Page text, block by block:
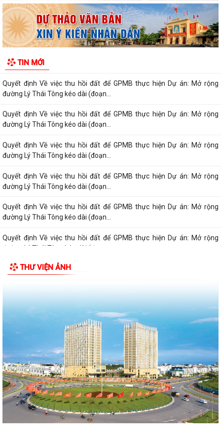
TIN MỚI
Quyết định Về việc Ban hành Quy chế phát ngôn và cung cấp thông tin
cho báo chí của Ủy ban nhân...
đường Lý Thái Tông kéo dài (đoạn...
Quyết định Về việc thu hồi đất để GPMB thực hiện Dự án: Mở rộng
đường Lý Thái Tông kéo dài (đoạn...
Quyết định Về việc thu hồi đất để GPMB thực hiện Dự án: Mở rộng
đường Lý Thái Tông kéo dài (đoạn...
Quyết định Về việc thu hồi đất để GPMB thực hiện Dự án: Mở rộng
đường Lý Thái Tông kéo dài (đoạn...
Quyết định Về việc thu hồi đất để GPMB thực hiện Dự án: Mở rộng
đường Lý Thái Tông kéo dài (đoạn...
Quyết định Về việc thu hồi đất để GPMB thực hiện Dự án: Mở rộng
đường Lý Thái Tông kéo dài (đoạn...
Quyết định Về việc thu hồi đất để GPMB thực hiện Dự án: Mở rộng
đường Lý Thái Tông kéo dài (đoạn...
Quyết định Về việc thu hồi đất để GPMB thực hiện Dự án: Mở rộng
đường Lý Thái Tông kéo dài (đoạn...
Quyết định Về việc thu hồi đất để GPMB thực hiện Dự án: Mở rộng
đường Lý Thái Tông kéo dài (đoạn...
Quyết định Về việc thu hồi đất để GPMB thực hiện Dự án: Mở rộng
đường Lý Thái Tông kéo dài (đoạn...
Quyết định Về việc thu hồi đất để GPMB thực hiện Dự án: Mở rộng
đường Lý Thái Tông kéo dài (đoạn...
Quyết định Về việc thu hồi đất để GPMB thực hiện Dự án: Mở rộng
THƯ VIỆN ẢNH